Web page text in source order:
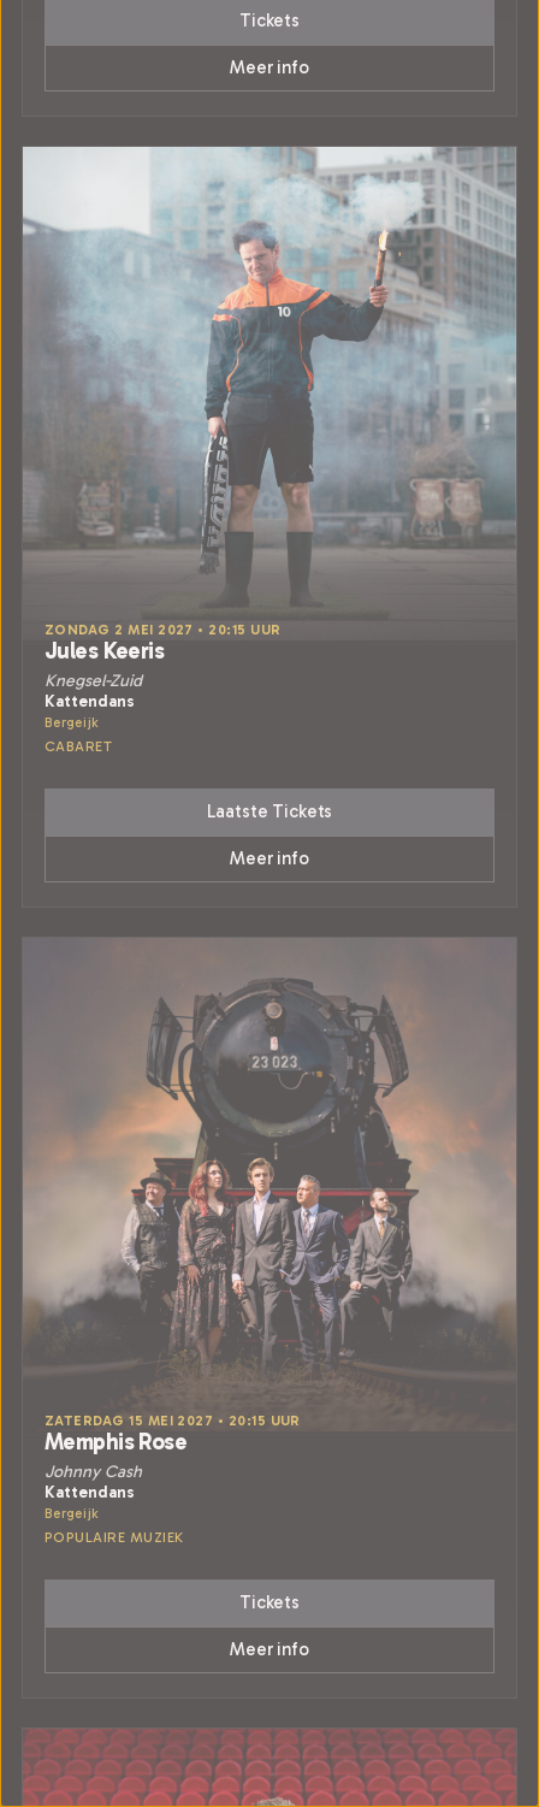
Tickets
Meer info
ZONDAG 2 MEI 2027 • 20:15 UUR
Jules Keeris
Knegsel-Zuid
Kattendans
Bergeijk
CABARET
Laatste Tickets
Meer info
ZATERDAG 15 MEI 2027 • 20:15 UUR
Memphis Rose
Johnny Cash
Kattendans
Bergeijk
POPULAIRE MUZIEK
Tickets
Meer info